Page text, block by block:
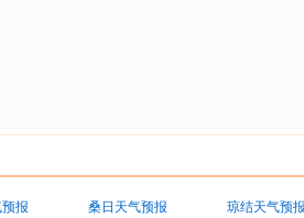
报 桑日天气预报 琼结天气预报